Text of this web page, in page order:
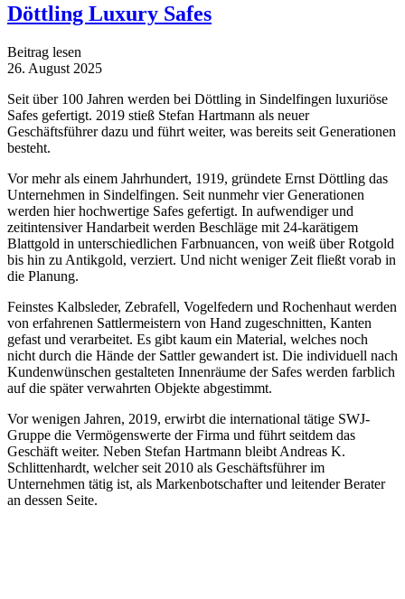
Döttling Luxury Safes
Beitrag lesen
26. August 2025
Seit über 100 Jahren werden bei Döttling in Sindelfingen luxuriöse
Safes gefertigt. 2019 stieß Stefan Hartmann als neuer
Geschäftsführer dazu und führt weiter, was bereits seit Generationen
besteht.
Vor mehr als einem Jahrhundert, 1919, gründete Ernst Döttling das
Unternehmen in Sindelfingen. Seit nunmehr vier Generationen
werden hier hochwertige Safes gefertigt. In aufwendiger und
zeitintensiver Handarbeit werden Beschläge mit 24-karätigem
Blattgold in unterschiedlichen Farbnuancen, von weiß über Rotgold
bis hin zu Antikgold, verziert. Und nicht weniger Zeit fließt vorab in
die Planung.
Feinstes Kalbsleder, Zebrafell, Vogelfedern und Rochenhaut werden
von erfahrenen Sattlermeistern von Hand zugeschnitten, Kanten
gefast und verarbeitet. Es gibt kaum ein Material, welches noch
nicht durch die Hände der Sattler gewandert ist. Die individuell nach
Kundenwünschen gestalteten Innenräume der Safes werden farblich
auf die später verwahrten Objekte abgestimmt.
Vor wenigen Jahren, 2019, erwirbt die international tätige SWJ-
Gruppe die Vermögenswerte der Firma und führt seitdem das
Geschäft weiter. Neben Stefan Hartmann bleibt Andreas K.
Schlittenhardt, welcher seit 2010 als Geschäftsführer im
Unternehmen tätig ist, als Markenbotschafter und leitender Berater
an dessen Seite.